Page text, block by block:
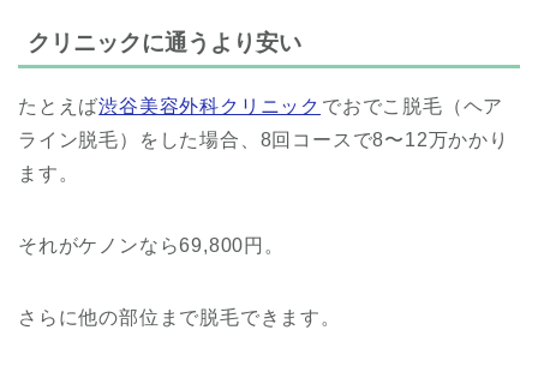
クリニックに通うより安い
たとえば渋谷美容外科クリニック でおでこ脱毛（ヘア
ライン脱毛）をした場合、8回コースで8〜12万かかり
ます。
それがケノンなら69,800円。
さらに他の部位まで脱毛できます。